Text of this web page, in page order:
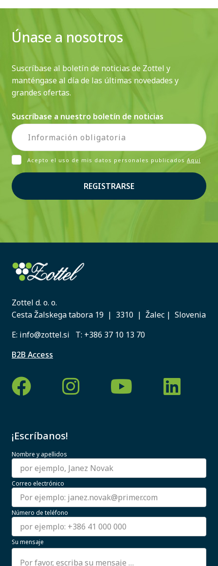
Únase a nosotros
Suscríbase al boletín de noticias de Zottel y
manténgase al día de las últimas novedades y
grandes ofertas.
Suscríbase a nuestro boletín de noticias
Acepto el uso de mis datos personales publicados Aquí
REGISTRARSE
Zottel d. o. o.
Cesta Žalskega tabora 19 | 3310 | Žalec | Slovenia
E: info@zottel.si T: +386 37 10 13 70
B2B Access
¡Escríbanos!
Nombre y apellidos
Correo electrónico
Número de teléfono
Su mensaje